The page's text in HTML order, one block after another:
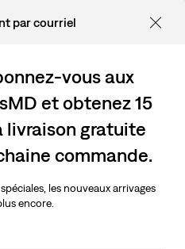
par courriel
vous aux
et obtenez 15
livraison gratuite
commande.
les nouveaux arrivages
encore.